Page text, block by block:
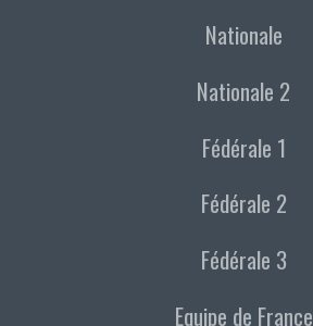
Nationale
Nationale 2
Fédérale 1
Fédérale 2
Fédérale 3
Equipe de France